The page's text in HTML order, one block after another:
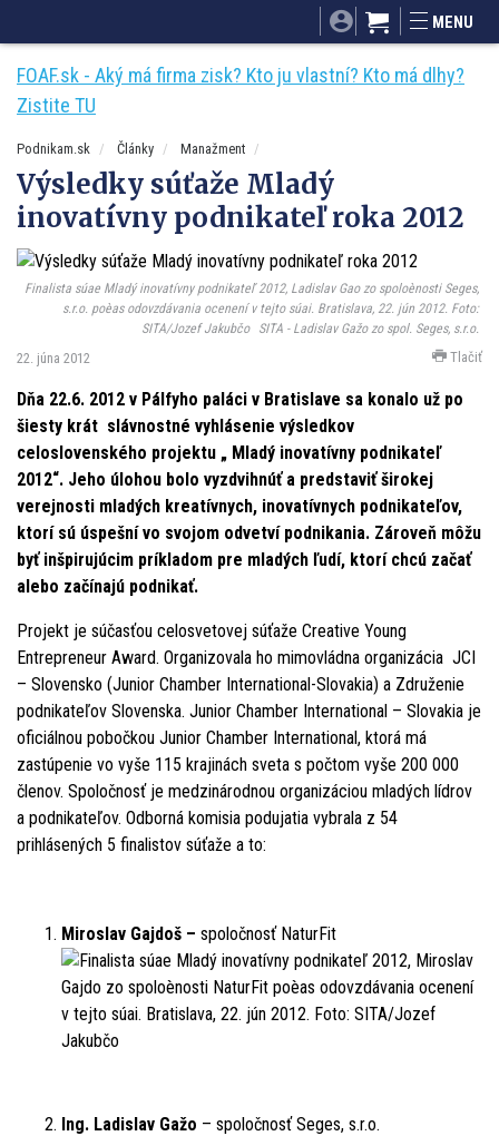
Mnamky-recepty.sk
MENU
FOAF.sk - Aký má firma zisk? Kto ju vlastní? Kto má dlhy?
Zistite TU
Podnikam.sk Články Manažment
Výsledky súťaže Mladý
inovatívny podnikateľ roka 2012
Finalista súae Mladý inovatívny podnikateľ 2012, Ladislav Gao zo spoloènosti Seges,
s.r.o. poèas odovzdávania ocenení v tejto súai. Bratislava, 22. jún 2012. Foto:
SITA/Jozef Jakubčo
SITA - Ladislav Gažo zo spol. Seges, s.r.o.
22. júna 2012 Tlačiť
Dňa 22.6. 2012 v Pálfyho paláci v Bratislave sa konalo už po
šiesty krát slávnostné vyhlásenie výsledkov
celoslovenského projektu „ Mladý inovatívny podnikateľ
2012“. Jeho úlohou bolo vyzdvihnúť a predstaviť širokej
verejnosti mladých kreatívnych, inovatívnych podnikateľov,
ktorí sú úspešní vo svojom odvetví podnikania. Zároveň môžu
byť inšpirujúcim príkladom pre mladých ľudí, ktorí chcú začať
alebo začínajú podnikať.
Projekt je súčasťou celosvetovej súťaže Creative Young
Entrepreneur Award. Organizovala ho mimovládna organizácia JCI
– Slovensko (Junior Chamber International-Slovakia) a Združenie
podnikateľov Slovenska. Junior Chamber International – Slovakia je
oficiálnou pobočkou Junior Chamber International, ktorá má
zastúpenie vo vyše 115 krajinách sveta s počtom vyše 200 000
členov. Spoločnosť je medzinárodnou organizáciou mladých lídrov
a podnikateľov. Odborná komisia podujatia vybrala z 54
prihlásených 5 finalistov súťaže a to:
Miroslav Gajdoš – spoločnosť NaturFit
Ing. Ladislav Gažo – spoločnosť Seges, s.r.o.